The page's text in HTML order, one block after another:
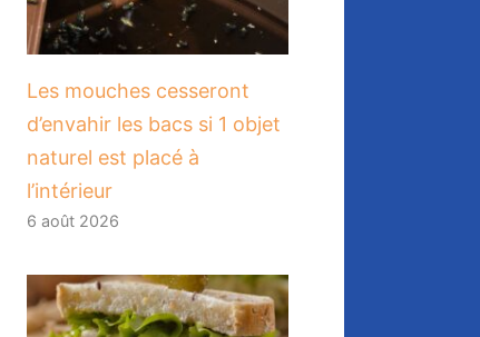
Les mouches cesseront
d’envahir les bacs si 1 objet
naturel est placé à
l’intérieur
6 août 2026